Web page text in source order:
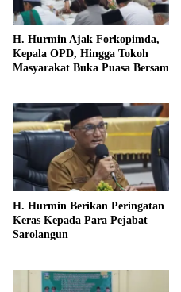
H. Hurmin Ajak Forkopimda,
Kepala OPD, Hingga Tokoh
Masyarakat Buka Puasa Bersam
H. Hurmin Berikan Peringatan
Keras Kepada Para Pejabat
Sarolangun